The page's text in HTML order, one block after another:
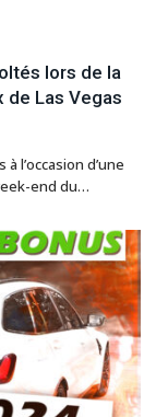
lors de la
de Las Vegas
l’occasion d’une
end du…